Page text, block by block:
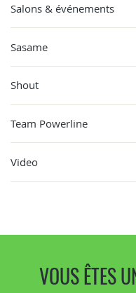
Salons & événements
Sasame
Shout
Team Powerline
Video
VOUS ÊTES